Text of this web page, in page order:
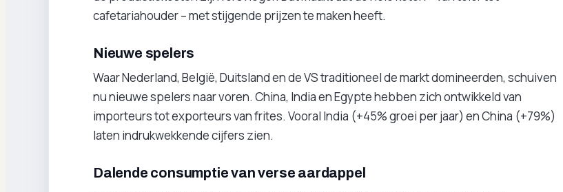
cafetariahouder – met stijgende prijzen te maken heeft.
Nieuwe spelers
Waar Nederland, België, Duitsland en de VS traditioneel de markt domineerden, schuiven
nu nieuwe spelers naar voren. China, India en Egypte hebben zich ontwikkeld van
importeurs tot exporteurs van frites. Vooral India (+45% groei per jaar) en China (+79%)
laten indrukwekkende cijfers zien.
Dalende consumptie van verse aardappel